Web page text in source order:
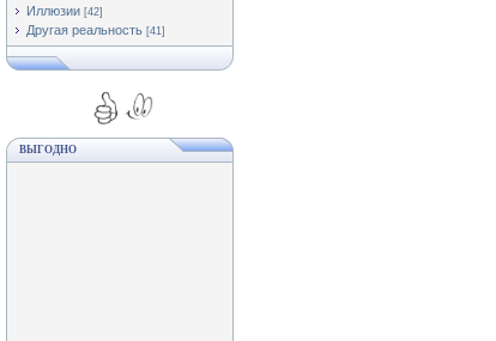
Иллюзии [42]
Другая реальность [41]
ВЫГОДНО